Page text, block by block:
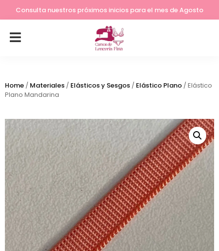
Lleva tu costura a otro nivel
Home / Materiales / Elásticos y Sesgos / Elástico Plano / Elástico
Plano Mandarina